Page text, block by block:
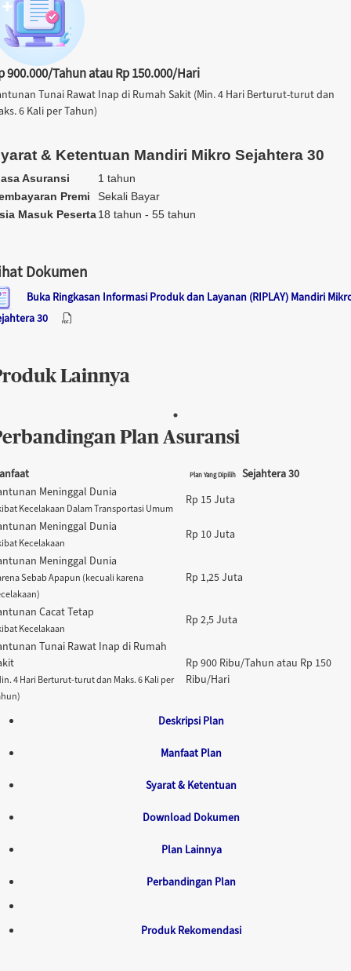
900.000/Tahun atau Rp 150.000/Hari
Tunai Rawat Inap di Rumah Sakit (Min. 4 Hari Berturut-turut dan
6 Kali per Tahun)
& Ketentuan Mandiri Mikro Sejahtera 30
Asuransi
1 tahun
Premi
Sekali Bayar
Masuk Peserta18 tahun - 55 tahun
Dokumen
Buka Ringkasan Informasi Produk dan Layanan (RIPLAY) Mandiri
30
Lainnya
Plan Asuransi
Plan Yang Dipilih
Sejahtera 30
Meninggal Dunia
Kecelakaan Dalam Transportasi Umum
Rp 15 Juta
Meninggal Dunia
Kecelakaan
Rp 10 Juta
Meninggal Dunia
Sebab Apapun (kecuali karena
Rp 1,25 Juta
Cacat Tetap
Kecelakaan
Rp 2,5 Juta
Tunai Rawat Inap di Rumah
4 Hari Berturut-turut dan Maks. 6 Kali per
Rp 900 Ribu/Tahun atau Rp 150
Ribu/Hari
Deskripsi Plan
Manfaat Plan
Syarat & Ketentuan
Download Dokumen
Plan Lainnya
Perbandingan Plan
Produk Rekomendasi